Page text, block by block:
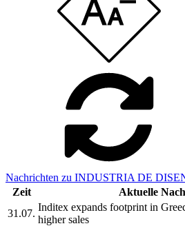
Nachrichten zu INDUSTRIA DE
Zeit
Aktuelle
31.07.
Inditex expands footprint in
higher sales